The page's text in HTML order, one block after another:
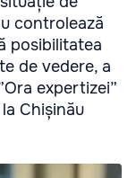
controlează
posibilitatea
de vedere, a
expertizei”
Chișinău